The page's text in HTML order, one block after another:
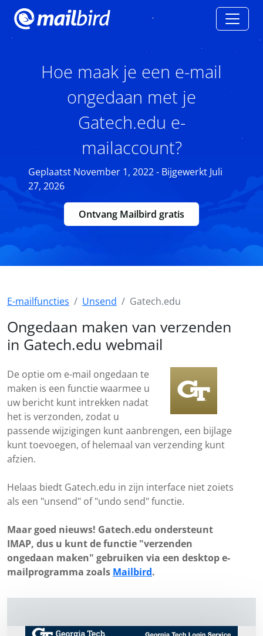
Hoe maak je een e-mail
ongedaan met je
Gatech.edu e-
mailaccount?
Geplaatst November 1, 2022 - Bijgewerkt Juli
27, 2026
Ontvang Mailbird gratis
E-mailfuncties Unsend Gatech.edu
Ongedaan maken van verzenden
in Gatech.edu webmail
De optie om e-mail ongedaan te
maken is een functie waarmee u
uw bericht kunt intrekken nadat
het is verzonden, zodat u
passende wijzigingen kunt aanbrengen, een bijlage
kunt toevoegen, of helemaal van verzending kunt
afzien.
Helaas biedt Gatech.edu in zijn interface niet zoiets
als een "unsend" of "undo send" functie.
Maar goed nieuws! Gatech.edu ondersteunt
IMAP, dus u kunt de functie "verzenden
ongedaan maken" gebruiken via een desktop e-
mailprogramma zoals Mailbird.